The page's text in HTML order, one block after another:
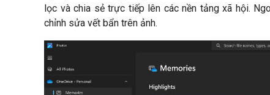
lọc và chia sẻ trực tiếp lên các nền tảng xã hội.
chỉnh sửa vết bẩn trên ảnh.